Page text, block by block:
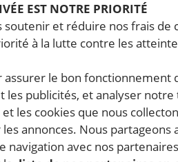
EST NOTRE PRIORITÉ
soutenir et réduire nos frais de
à la lutte contre les
assurer le bon fonctionnement
les publicités, et analyser notre
les cookies que nous
annonces. Nous partageons
avec nos